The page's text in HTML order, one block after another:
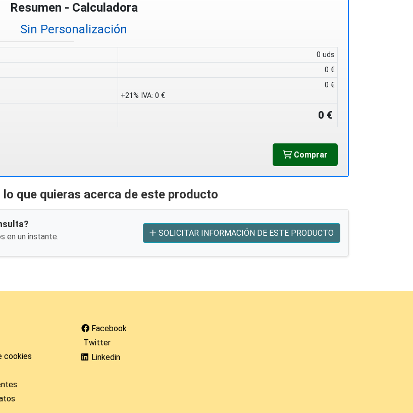
Resumen - Calculadora
Sin Personalización
0 uds
0 €
0 €
+21% IVA: 0 €
0 €
Comprar
lo que quieras acerca de este producto
en un instante. SOLICITAR INFORMACIÓN DE ESTE PRODUCTO
cookies
Facebook
Twitter
Linkedin